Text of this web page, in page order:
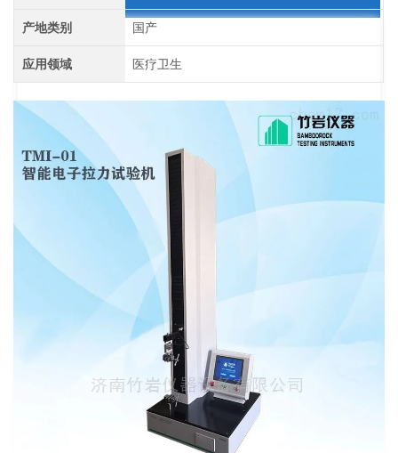
产地类别 国产
应用领域 医疗卫生